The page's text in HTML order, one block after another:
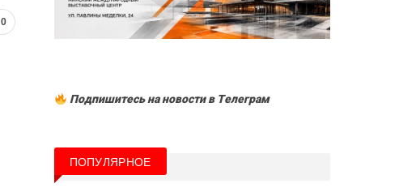
0
Подпишитесь на новости в Tелеграм
ПОПУЛЯРНОЕ